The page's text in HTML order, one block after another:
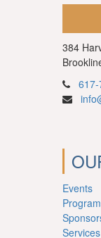
384
Events
Services